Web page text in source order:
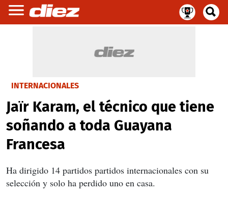
INTERNACIONALES
Jaïr Karam, el técnico que tiene
soñando a toda Guayana
Francesa
Ha dirigido 14 partidos partidos internacionales con su
selección y solo ha perdido uno en casa.